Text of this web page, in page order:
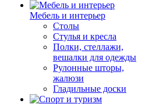
Мебель и интерьер
Столы
Стулья и кресла
Полки, стеллажи,
вешалки для одежды
Рулонные шторы,
жалюзи
Гладильные доски